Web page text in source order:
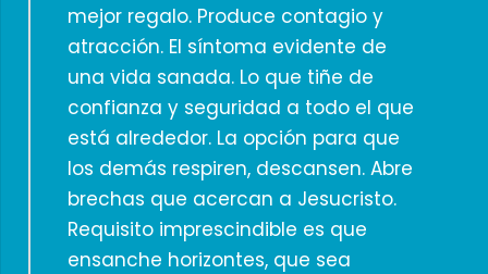
mejor regalo. Produce contagio y
atracción. El síntoma evidente de
una vida sanada. Lo que tiñe de
confianza y seguridad a todo el que
está alrededor. La opción para que
los demás respiren, descansen. Abre
brechas que acercan a Jesucristo.
Requisito imprescindible es que
ensanche horizontes, que sea